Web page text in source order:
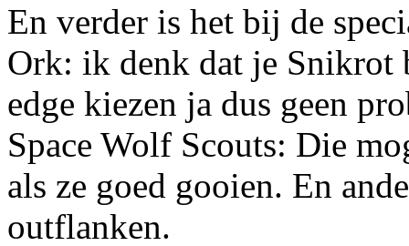
En verder is het bij de
Ork: ik denk dat je Snikrot
edge kiezen ja dus geen
Space Wolf Scouts: Die
als ze goed gooien. En
outflanken.